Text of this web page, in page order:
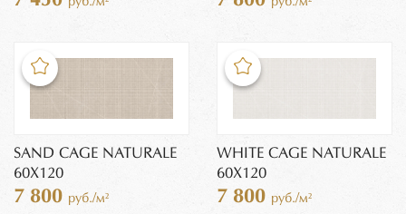
SAND CAGE NATURALE
60X120
7 800 руб./м²
WHITE CAGE NATURALE
60X120
7 800 руб./м²